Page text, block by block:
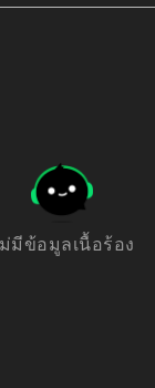
มีข้อมูลเนื้อร้อง